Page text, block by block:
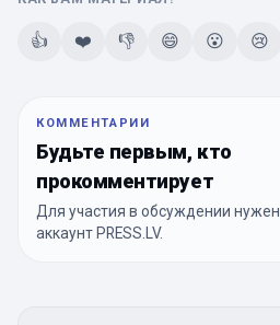
👍 ❤️ 👎 😄 😮 😢
КОММЕНТАРИИ
Будьте первым, кто
прокомментирует
Для участия в обсуждении нужен
аккаунт PRESS.LV.